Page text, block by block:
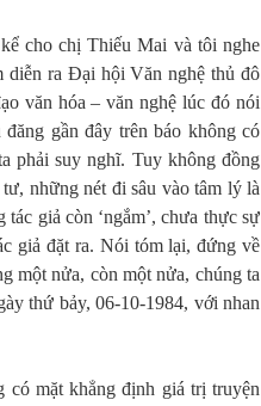
cho chị Thiếu Mai và tôi nghe
diễn ra Đại hội Văn nghệ thủ đô
văn hóa – văn nghệ lúc đó nói
gần đây trên báo không có
phải suy nghĩ. Tuy không đồng
những nét đi sâu vào tâm lý là
giả còn ‘ngắm’, chưa thực sự
giả đặt ra. Nói tóm lại, đứng về
một nửa, còn một nửa, chúng ta
thứ bảy, 06-10-1984, với nhan
mặt khẳng định giá trị truyện